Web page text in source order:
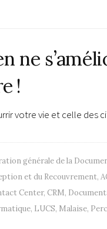
ne
!
votre vie et celle des
générale de la
et du Recouvrement,
Center, CRM,
, LUCS, Malaise,